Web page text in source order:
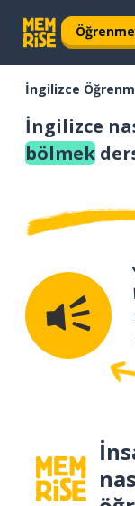
İngilizce
İngilizce
bölmek